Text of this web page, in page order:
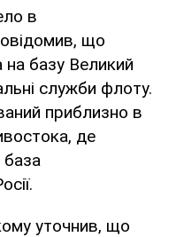
в
що
базу Великий
служби флоту.
приблизно в
де
уточнив, що